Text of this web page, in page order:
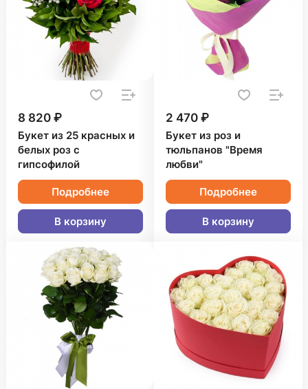
8 820 ₽
Букет из 25 красных и
белых роз с
гипсофилой
Подробнее
В корзину
2 470 ₽
Букет из роз и
тюльпанов "Время
любви"
Подробнее
В корзину